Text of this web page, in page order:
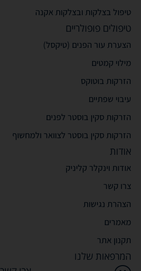
טיפול בצלקות ובצלקות אקנה
טיפולים פופולריים
הצערת עור הפנים (טיקסל)
מילוי קמטים
הזרקות בוטוקס
עיבוי שפתיים
הזרקות סקין בוסטר לפנים
הזרקות סקין בוסטר לצוואר ולמחשוף
אודות
אודות וינקלר קליניק
צרו קשר
הצהרת נגישות
מאמרים
תקנון אתר
המרפאות שלנו